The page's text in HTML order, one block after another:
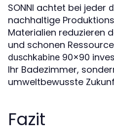
SONNI achtet bei jeder
nachhaltige
Materialien reduzieren
und schonen
duschkabine 90x90
Ihr Badezimmer,
umweltbewusste
Fazit